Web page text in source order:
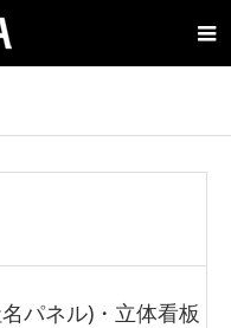
パネル)・立体看板